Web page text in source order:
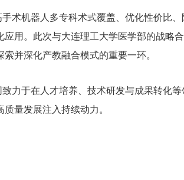
术机器人多专科术式覆盖、优化性价比
用。此次与大连理工大学医学部的战略
并深化产教融合模式的重要一环。
力于在人才培养、技术研发与成果转化
量发展注入持续动力。